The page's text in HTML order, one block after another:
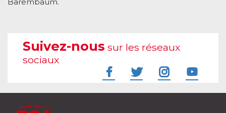
Suivez-nous sur les réseaux
sociaux